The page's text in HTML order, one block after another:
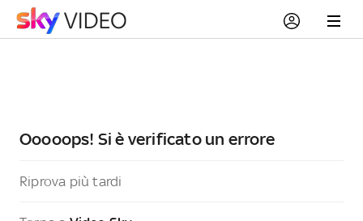
Ooooops! Si è verificato un errore
Riprova più tardi